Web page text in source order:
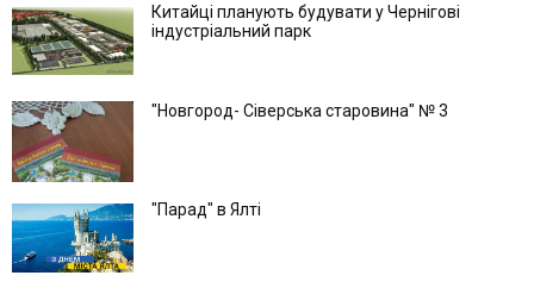
Китайці планують будувати у Чернігові
індустріальний парк
"Новгород- Сіверська старовина" № 3
"Парад" в Ялті